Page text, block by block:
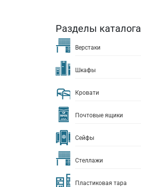
Разделы каталога
Верстаки
Шкафы
Кровати
Почтовые ящики
Сейфы
Стеллажи
Пластиковая тара